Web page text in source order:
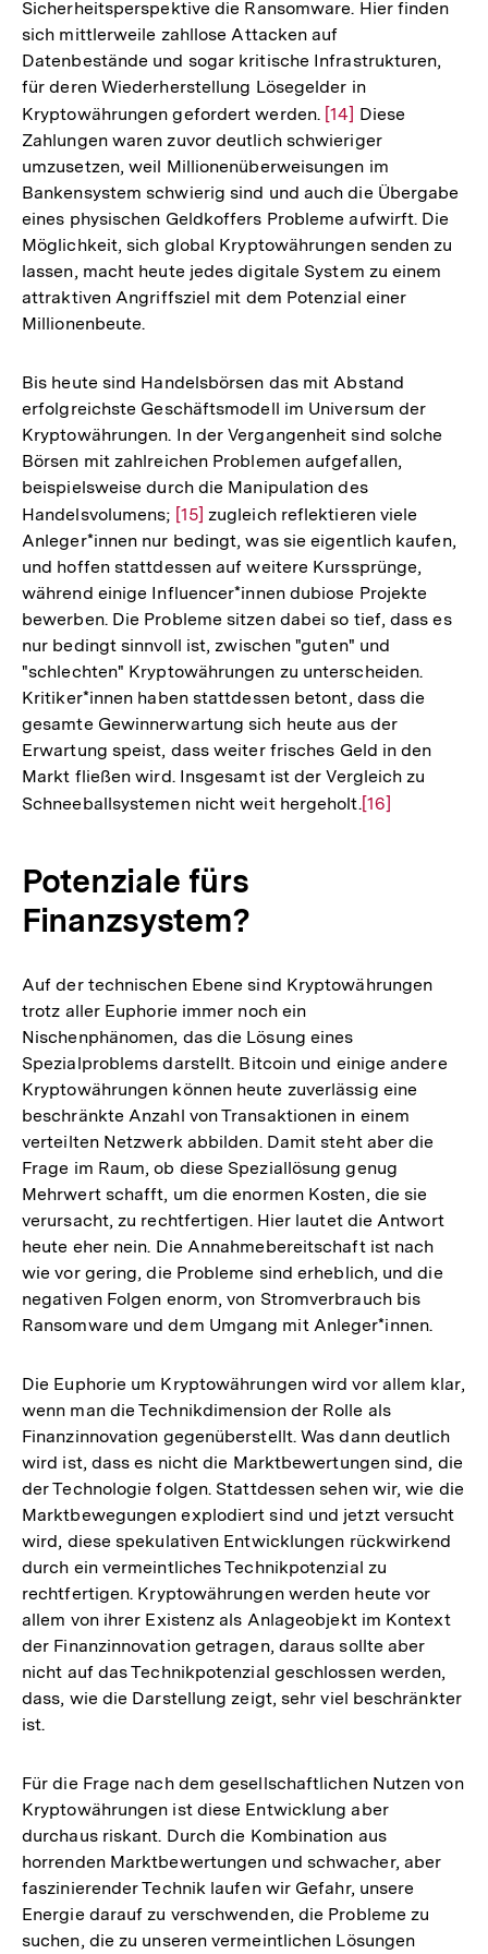
Sicherheitsperspektive die Ransomware. Hier finden
sich mittlerweile zahllose Attacken auf
Datenbestände und sogar kritische Infrastrukturen,
für deren Wiederherstellung Lösegelder in
Kryptowährungen gefordert werden. Zur
Auflösung
der
Fußnote
[14] Diese
Zahlungen waren zuvor deutlich schwieriger
umzusetzen, weil Millionenüberweisungen im
Bankensystem schwierig sind und auch die Übergabe
eines physischen Geldkoffers Probleme aufwirft. Die
Möglichkeit, sich global Kryptowährungen senden zu
lassen, macht heute jedes digitale System zu einem
attraktiven Angriffsziel mit dem Potenzial einer
Millionenbeute.
Bis heute sind Handelsbörsen das mit Abstand
erfolgreichste Geschäftsmodell im Universum der
Kryptowährungen. In der Vergangenheit sind solche
Börsen mit zahlreichen Problemen aufgefallen,
beispielsweise durch die Manipulation des
Handelsvolumens; Zur
Auflösung
der
Fußnote
[15] zugleich reflektieren viele
Anleger*innen nur bedingt, was sie eigentlich kaufen,
und hoffen stattdessen auf weitere Kurssprünge,
während einige Influencer*innen dubiose Projekte
bewerben. Die Probleme sitzen dabei so tief, dass es
nur bedingt sinnvoll ist, zwischen "guten" und
"schlechten" Kryptowährungen zu unterscheiden.
Kritiker*innen haben stattdessen betont, dass die
gesamte Gewinnerwartung sich heute aus der
Erwartung speist, dass weiter frisches Geld in den
Markt fließen wird. Insgesamt ist der Vergleich zu
Schneeballsystemen nicht weit hergeholt.Zur
[16]
Potenziale fürs
Finanzsystem?
Auf der technischen Ebene sind Kryptowährungen
trotz aller Euphorie immer noch ein
Nischenphänomen, das die Lösung eines
Spezialproblems darstellt. Bitcoin und einige andere
Kryptowährungen können heute zuverlässig eine
beschränkte Anzahl von Transaktionen in einem
verteilten Netzwerk abbilden. Damit steht aber die
Frage im Raum, ob diese Speziallösung genug
Mehrwert schafft, um die enormen Kosten, die sie
verursacht, zu rechtfertigen. Hier lautet die Antwort
heute eher nein. Die Annahmebereitschaft ist nach
wie vor gering, die Probleme sind erheblich, und die
negativen Folgen enorm, von Stromverbrauch bis
Ransomware und dem Umgang mit Anleger*innen.
Die Euphorie um Kryptowährungen wird vor allem klar,
wenn man die Technikdimension der Rolle als
Finanzinnovation gegenüberstellt. Was dann deutlich
wird ist, dass es nicht die Marktbewertungen sind, die
der Technologie folgen. Stattdessen sehen wir, wie die
Marktbewegungen explodiert sind und jetzt versucht
wird, diese spekulativen Entwicklungen rückwirkend
durch ein vermeintliches Technikpotenzial zu
rechtfertigen. Kryptowährungen werden heute vor
allem von ihrer Existenz als Anlageobjekt im Kontext
der Finanzinnovation getragen, daraus sollte aber
nicht auf das Technikpotenzial geschlossen werden,
dass, wie die Darstellung zeigt, sehr viel beschränkter
ist.
Für die Frage nach dem gesellschaftlichen Nutzen von
Kryptowährungen ist diese Entwicklung aber
durchaus riskant. Durch die Kombination aus
horrenden Marktbewertungen und schwacher, aber
faszinierender Technik laufen wir Gefahr, unsere
Energie darauf zu verschwenden, die Probleme zu
suchen, die zu unseren vermeintlichen Lösungen